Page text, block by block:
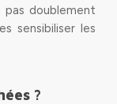
doublement
sensibiliser les
?